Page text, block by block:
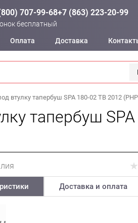
707-99-68+7 (863) 223-20-99
бесплатный
Оплата Доставка
втулку тапербуш SPA 180-02 TB 2012 (PHP
тапербуш
Доставка и оплата